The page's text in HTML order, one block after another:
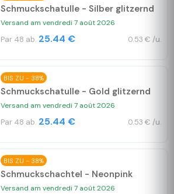
Schmuckschatulle - Silber glitzernd
Versand am vendredi 7 août 2026
Par 48 ab. 25.44 € 0.53 € /u.
BIS ZU - 38%
Schmuckschatulle - Gold glitzernd
Versand am vendredi 7 août 2026
Par 48 ab. 25.44 € 0.53 € /u.
BIS ZU - 38%
Schmuckschachtel - Neonpink
Versand am vendredi 7 août 2026